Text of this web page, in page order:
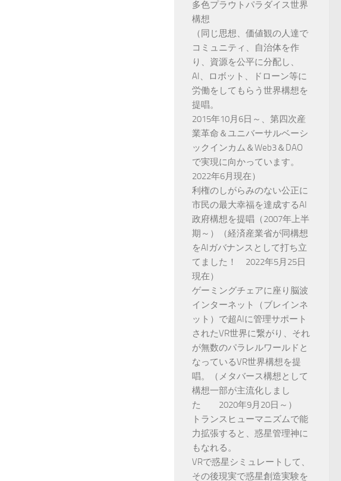
多色プラウトパラダイス世界
構想
（同じ思想、価値観の人達で
コミュニティ、自治体を作
り、資源を公平に分配し、
AI、ロボット、ドローン等に
労働をしてもらう世界構想を
提唱。
2015年10月6日～、第四次産
業革命＆ユニバーサルベーシ
ックインカム＆Web3＆DAO
で実現に向かっています。
2022年6月現在）
利権のしがらみのない公正に
市民の最大幸福を達成するAI
政府構想を提唱（2007年上半
期～）（経済産業省が同構想
をAIガバナンスとして打ち立
てました！ 2022年5月25日
現在）
ゲーミングチェアに座り脳波
インターネット（ブレインネ
ット）で超AIに管理サポート
されたVR世界に繋がり、それ
が無数のパラレルワールドと
なっているVR世界構想を提
唱。（メタバース構想として
構想一部が主流化しまし
た 2020年9月20日～）
トランスヒューマニズムで能
力拡張すると、惑星管理神に
もなれる。
VRで惑星シミュレートして、
その後現実で惑星創造実験を